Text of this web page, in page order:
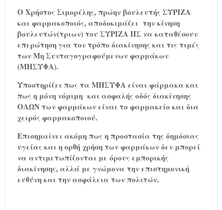
O Χρήστος Σιμορέλης, πρώην βουλευτής ΣΥΡΙΖΑ
και φαρμακοποιός, αποδοκιμάζει την κίνηση
βουλευτών(τριων) του ΣΥΡΙΖΑ ΠΣ να καταθέσουν
επερώτηση για τον τρόπο διακίνησης και τις τιμές
των Μη Συνταγογραφούμενων φαρμάκων
(ΜΗΣΥΦΑ).
Υποστηρίζει πως τα ΜΗΣΥΦΑ είναι φάρμακα και
πως η μόνη νόμιμη και ασφαλής οδός διακίνησης
ΟΛΩΝ των φαρμάκων είναι το φαρμακείο και δια
χειρός φαρμακοποιού.
Επισημαίνει ακόμη πως η προστασία της δημόσιας
υγείας και η ορθή χρήση των φαρμάκων δεν μπορεί
να αντιμετωπίζονται με όρους εμπορικής
διακίνησης, αλλά με γνώμονα την επιστημονική
ευθύνη και την ασφάλεια των πολιτών.